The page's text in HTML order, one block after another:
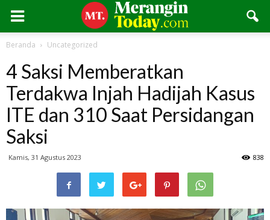
Beranda Uncategorized
4 Saksi Memberatkan
Terdakwa Injah Hadijah Kasus
ITE dan 310 Saat Persidangan
Saksi
Kamis, 31 Agustus 2023 838